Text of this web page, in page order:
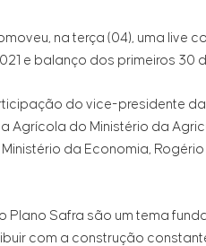
na terça (04), uma live
e balanço dos primeiros 30
do vice-presidente
Agrícola do Ministério da
da Economia,
Safra são um tema
com a construção